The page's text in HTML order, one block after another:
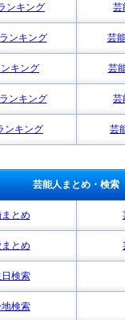
ンキング 芸
ンキング 芸
キング 芸
ンキング 芸
ンキング 芸
芸能人まとめ・検索
とめ
とめ
検索
検索